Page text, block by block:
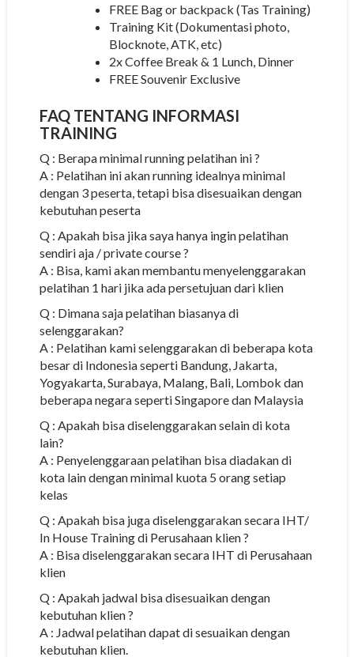
FREE Bag or backpack (Tas Training)
Training Kit (Dokumentasi photo,
Blocknote, ATK, etc)
2x Coffee Break & 1 Lunch, Dinner
FREE Souvenir Exclusive
FAQ TENTANG INFORMASI
TRAINING
Q : Berapa minimal running pelatihan ini ?
A : Pelatihan ini akan running idealnya minimal
dengan 3 peserta, tetapi bisa disesuaikan dengan
kebutuhan peserta
Q : Apakah bisa jika saya hanya ingin pelatihan
sendiri aja / private course ?
A : Bisa, kami akan membantu menyelenggarakan
pelatihan 1 hari jika ada persetujuan dari klien
Q : Dimana saja pelatihan biasanya di
selenggarakan?
A : Pelatihan kami selenggarakan di beberapa kota
besar di Indonesia seperti Bandung, Jakarta,
Yogyakarta, Surabaya, Malang, Bali, Lombok dan
beberapa negara seperti Singapore dan Malaysia
Q : Apakah bisa diselenggarakan selain di kota
lain?
A : Penyelenggaraan pelatihan bisa diadakan di
kota lain dengan minimal kuota 5 orang setiap
kelas
Q : Apakah bisa juga diselenggarakan secara IHT/
In House Training di Perusahaan klien ?
A : Bisa diselenggarakan secara IHT di Perusahaan
klien
Q : Apakah jadwal bisa disesuaikan dengan
kebutuhan klien ?
A : Jadwal pelatihan dapat di sesuaikan dengan
kebutuhan klien.